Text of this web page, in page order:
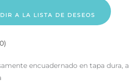
A LA LISTA DE DESEOS
encuadernado en tapa dura, a